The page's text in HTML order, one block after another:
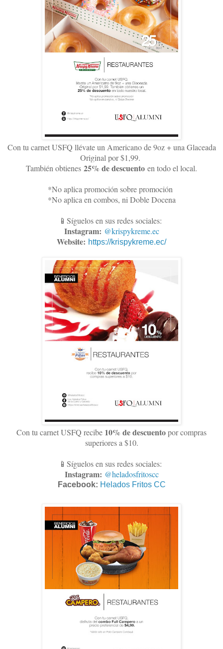
Con tu carnet USFQ llévate un Americano de 9oz + una Glaceada
Original por $1,99.
También obtienes 25% de descuento en todo el local.
*No aplica promoción sobre promoción
*No aplica en combos, ni Doble Docena
📱Síguelos en sus redes sociales:
Instagram: @krispykreme.ec
Website: https://krispykreme.ec/
Con tu carnet USFQ recibe 10% de descuentopor compras
superiores a $10.
📱Síguelos en sus redes sociales:
Instagram: @heladosfritoscc
Facebook: Helados Fritos CC